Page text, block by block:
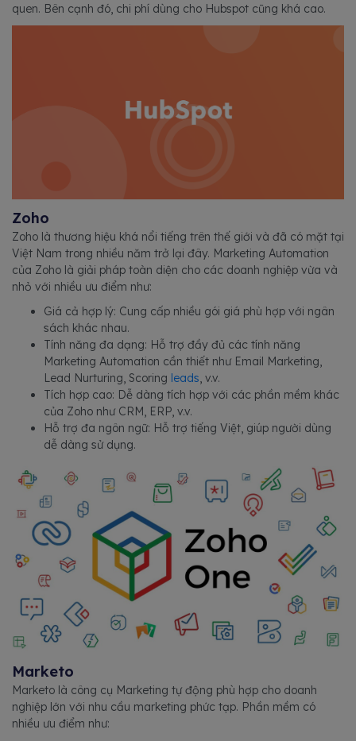
quen. Bên cạnh đó, chi phí dùng cho Hubspot cũng khá cao.
Zoho
Zoho là thương hiệu khá nổi tiếng trên thế giới và đã có mặt tại
Việt Nam trong nhiều năm trở lại đây. Marketing Automation
của Zoho là giải pháp toàn diện cho các doanh nghiệp vừa và
nhỏ với nhiều ưu điểm như:
Giá cả hợp lý: Cung cấp nhiều gói giá phù hợp với ngân
sách khác nhau.
Tính năng đa dạng: Hỗ trợ đầy đủ các tính năng
Marketing Automation cần thiết như Email Marketing,
Lead Nurturing, Scoring leads, v.v.
Tích hợp cao: Dễ dàng tích hợp với các phần mềm khác
của Zoho như CRM, ERP, v.v.
Hỗ trợ đa ngôn ngữ: Hỗ trợ tiếng Việt, giúp người dùng
dễ dàng sử dụng.
Marketo
Marketo là công cụ Marketing tự động phù hợp cho doanh
nghiệp lớn với nhu cầu marketing phức tạp. Phần mềm có
nhiều ưu điểm như: